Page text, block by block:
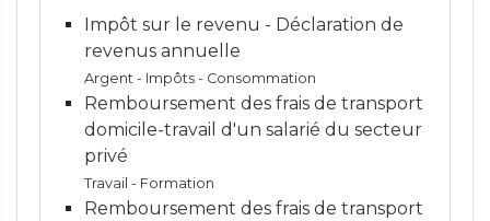
Impôt sur le revenu - Déclaration de
revenus annuelle
Argent - Impôts - Consommation
Remboursement des frais de transport
domicile-travail d'un salarié du secteur
privé
Travail - Formation
Remboursement des frais de transport